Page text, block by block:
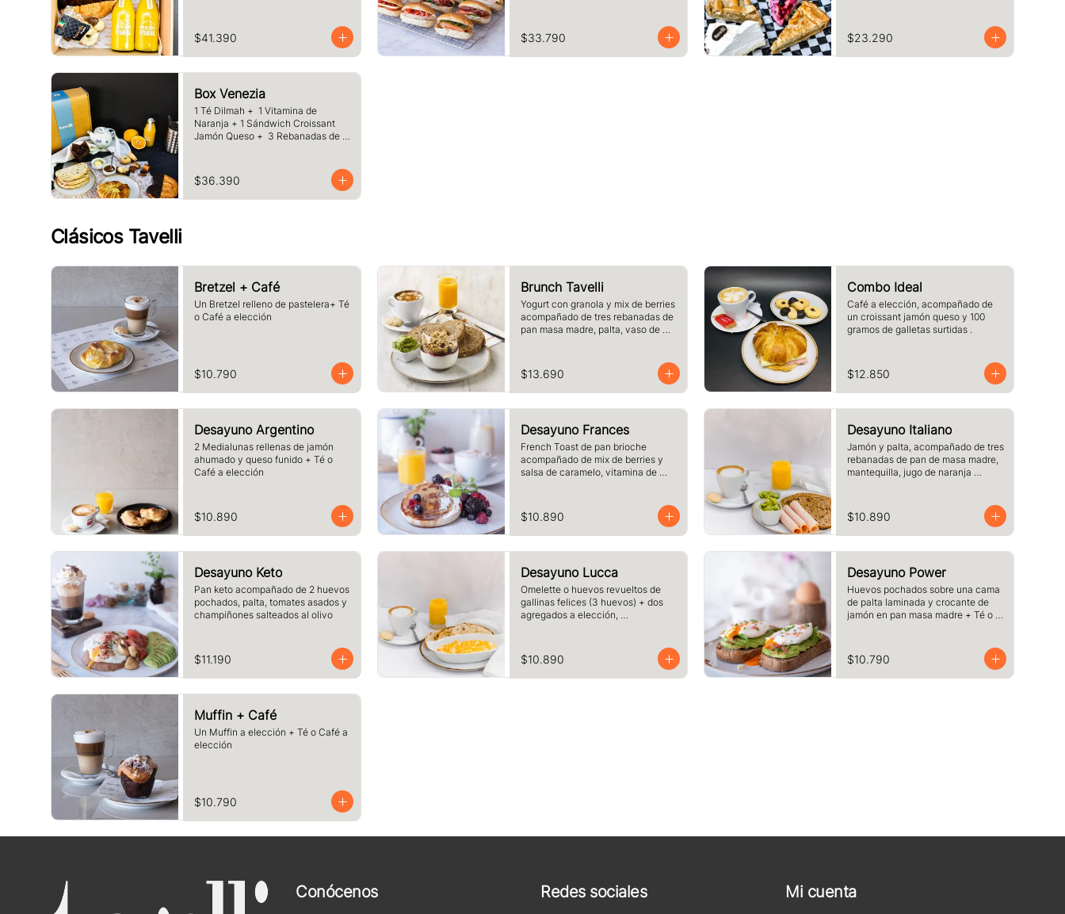
$41.390 $33.790 $23.290
Box Venezia
1 Té Dilmah +  1 Vitamina de
Naranja + 1 Sándwich Croissant
Jamón Queso +  3 Rebanadas de
Chocolate, +1 Muffin Artesanal
+100 gr de Galletas Surtida.
$36.390
Clásicos Tavelli
Bretzel + Café
Un Bretzel relleno de pastelera+ Té
o Café a elección
$10.790
Brunch Tavelli
Yogurt con granola y mix de berries
acompañado de tres rebanadas de
pan masa madre, palta, vaso de
$13.690
Combo Ideal
Café a elección, acompañado de
un croissant jamón queso y 100
gramos de galletas surtidas .
$12.850
Desayuno Argentino
2 Medialunas rellenas de jamón
ahumado y queso funido + Té o
Café a elección
$10.890
Desayuno Frances
French Toast de pan brioche
acompañado de mix de berries y
salsa de caramelo, vitamina de
$10.890
Desayuno Italiano
Jamón y palta, acompañado de tres
rebanadas de pan de masa madre,
mantequilla, jugo de naranja
$10.890
Desayuno Keto
Pan keto acompañado de 2 huevos
pochados, palta, tomates asados y
champiñones salteados al olivo
$11.190
Desayuno Lucca
Omelette o huevos revueltos de
gallinas felices (3 huevos) + dos
agregados a elección,
vaso de jugo de naranja (125cc) y
té o café a elección.
$10.890
Desayuno Power
Huevos pochados sobre una cama
de palta laminada y crocante de
jamón en pan masa madre + Té o
$10.790
Muffin + Café
Un Muffin a elección + Té o Café a
elección
$10.790
Conócenos Redes sociales Mi cuenta